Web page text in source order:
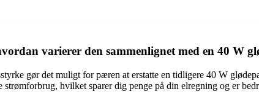
varierer den sammenlignet med en 40 W
gør det muligt for pæren at erstatte en tidligere 40 W
hvilket sparer dig penge på din elregning og er